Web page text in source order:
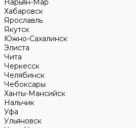
Нарьян-Мар
Хабаровск
Ярославль
Якутск
Южно-Сахалинск
Элиста
Чита
Черкесск
Челябинск
Чебоксары
Ханты-Мансийск
Нальчик
Уфа
Ульяновск